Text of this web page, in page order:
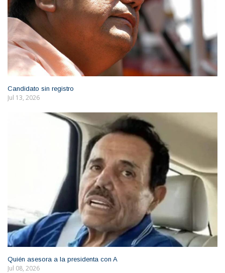
Candidato sin registro
Jul 13, 2026
Quién asesora a la presidenta con A
Jul 08, 2026